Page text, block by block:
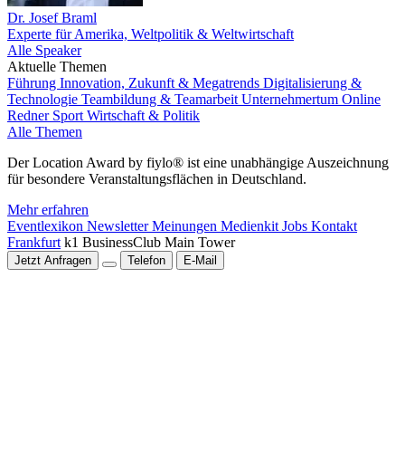
Dr. Josef Braml
Experte für Amerika, Weltpolitik & Weltwirtschaft
Alle Speaker
Aktuelle Themen
Führung Innovation, Zukunft & Megatrends Digitalisierung &
Technologie Teambildung & Teamarbeit Unternehmertum Online
Redner Sport Wirtschaft & Politik
Alle Themen
Der Location Award by fiylo® ist eine unabhängige Auszeichnung
für besondere Veranstaltungsflächen in Deutschland.
Mehr erfahren
Eventlexikon NewsletterMeinungen Medienkit Jobs Kontakt
Frankfurt k1 BusinessClub Main Tower
Jetzt Anfragen Telefon E-Mail